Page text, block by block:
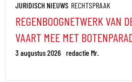
JURIDISCH NIEUWS RECHTSPRAAK
REGENBOOGNETWERK VAN
VAART MEE MET
3 augustus 2026 redactie Mr.